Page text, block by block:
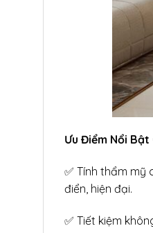
Ưu Điểm Nổi Bật
✅ Tính thẩm
điển, hiện đại.
✅ Tiết kiệm